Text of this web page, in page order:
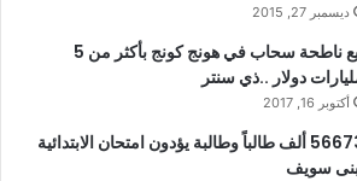
ديسمبر 27, 2015
بيع ناطحة سحاب في هونج كونج بأكثر من 5
دولار ..ذي سنتر
أكتوبر 16, 2017
56673 ألف طالباً وطالبة يؤدون امتحان الابتدائية
سويف